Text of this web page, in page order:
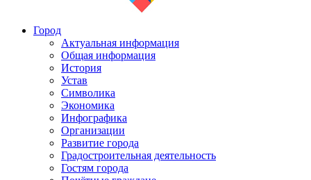
Город
Актуальная информация
Общая информация
История
Устав
Символика
Экономика
Инфографика
Организации
Развитие города
Градостроительная деятельность
Гостям города